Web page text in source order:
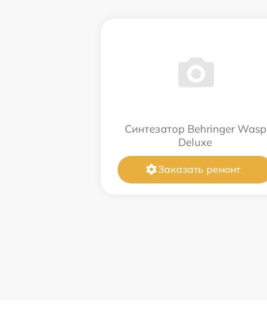
Синтезатор Behringer Wasp
Deluxe
Заказать ремонт